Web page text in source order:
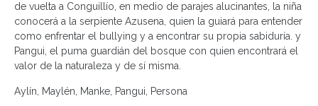
de vuelta a Conguillío, en medio de parajes alucinantes, la niña
conocerá a la serpiente Azusena, quien la guiará para entender
como enfrentar el bullying y a encontrar su propia sabiduría. y
Pangui, el puma guardián del bosque con quien encontrará el
valor de la naturaleza y de sí misma.
Aylín, Maylén, Manke, Pangui, Persona